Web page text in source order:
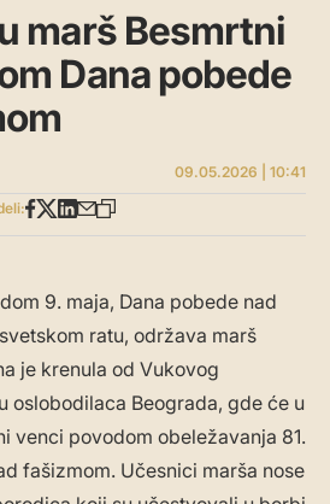
marš Besmrtni
Dana pobede
09.05.2026 | 10:41
9. maja, Dana pobede nad
ratu, održava marš
je krenula od Vukovog
oslobodilaca Beograda, gde će u
venci povodom obeležavanja 81.
fašizmom. Učesnici marša nose